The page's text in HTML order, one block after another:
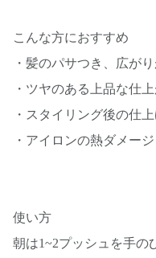
こんな方におすすめ
・髪のパサつき、広が
・ツヤのある上品な仕
・スタイリング後の仕
・アイロンの熱ダメー
使い方
朝は1~2プッシュを手の